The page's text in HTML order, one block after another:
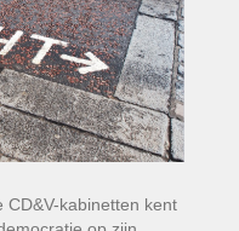
CD&V-kabinetten kent